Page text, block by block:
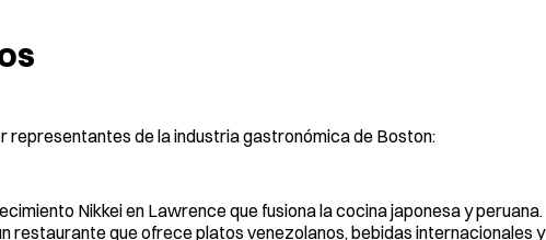
de la industria gastronómica de Boston:
Nikkei en Lawrence que fusiona la cocina japonesa y peruana.
restaurante que ofrece platos venezolanos, bebidas internacionales y